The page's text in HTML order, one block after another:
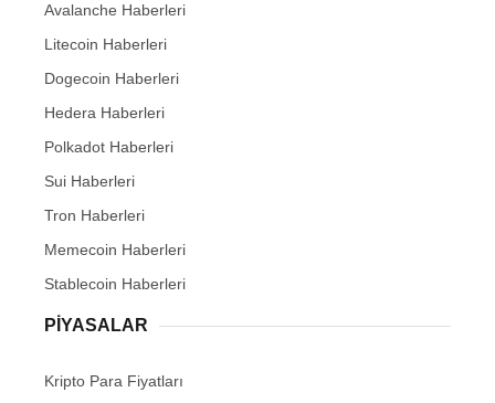
Avalanche Haberleri
Litecoin Haberleri
Dogecoin Haberleri
Hedera Haberleri
Polkadot Haberleri
Sui Haberleri
Tron Haberleri
Memecoin Haberleri
Stablecoin Haberleri
PIYASALAR
Kripto Para Fiyatları